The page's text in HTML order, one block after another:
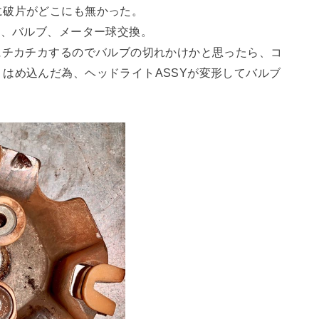
片がどこにも無かった。
バルブ、メーター球交換。
カチカするのでバルブの切れかけかと思ったら、コ
め込んだ為、ヘッドライトASSYが変形してバルブ